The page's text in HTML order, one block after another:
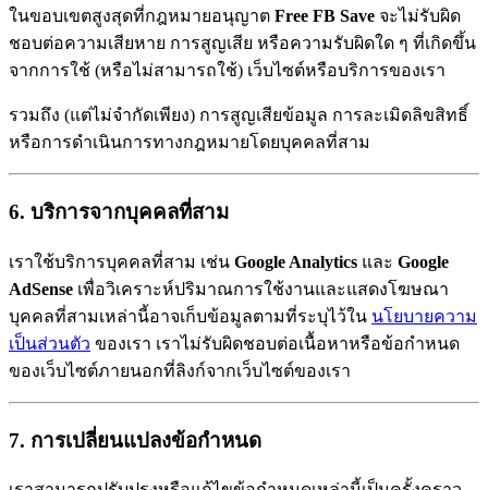
ในขอบเขตสูงสุดที่กฎหมายอนุญาต Free FB Save จะไม่รับผิด
ชอบต่อความเสียหาย การสูญเสีย หรือความรับผิดใด ๆ ที่เกิดขึ้น
จากการใช้ (หรือไม่สามารถใช้) เว็บไซต์หรือบริการของเรา
รวมถึง (แต่ไม่จำกัดเพียง) การสูญเสียข้อมูล การละเมิดลิขสิทธิ์
หรือการดำเนินการทางกฎหมายโดยบุคคลที่สาม
6. บริการจากบุคคลที่สาม
เราใช้บริการบุคคลที่สาม เช่น Google Analytics และ Google
AdSense เพื่อวิเคราะห์ปริมาณการใช้งานและแสดงโฆษณา
บุคคลที่สามเหล่านี้อาจเก็บข้อมูลตามที่ระบุไว้ใน นโยบายความ
เป็นส่วนตัว ของเรา เราไม่รับผิดชอบต่อเนื้อหาหรือข้อกำหนด
ของเว็บไซต์ภายนอกที่ลิงก์จากเว็บไซต์ของเรา
7. การเปลี่ยนแปลงข้อกำหนด